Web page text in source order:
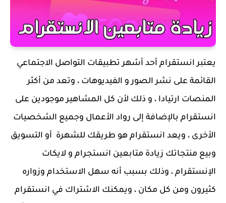
يعتبر انستقرام أحد أشهر تطبيقات التواصل الاجتماعي
القائمة على نشر الصور و الفيديوهات ، وتعد من أكثر
المنصات ارتيادا ، و ذلك لأن كل المشاهير موجودين على
انستقرام بالإضافة إلى رواد الأعمال وجميع الشخصيات
الأخرى ، ويعد انستقرام هو طريقك للشهرة أو التسويق
وبيع منتجاتك زيادة متابعين انستجرام و لايكات
الإنستقرام ، وذلك بسبب أنه سهل الاستخدام وزواره
كثيرون ومن كل مكان ، ويمكنك الاشتراك في انستقرام